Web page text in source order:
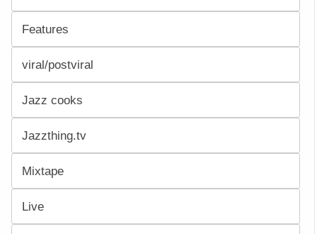
Features
viral/postviral
Jazz cooks
Jazzthing.tv
Mixtape
Live